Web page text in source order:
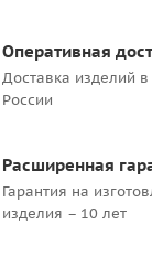
Оперативная
Доставка изделий
России
Расширенная
Гарантия на
изделия – 10 лет